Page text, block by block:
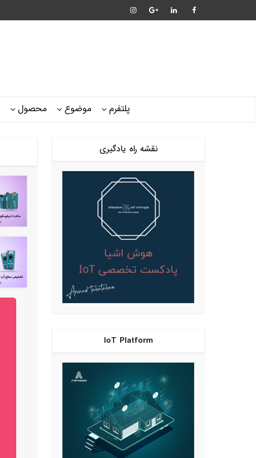
پلتفرم موضوع محصول
نقشه راه یادگیری
IoT Platform